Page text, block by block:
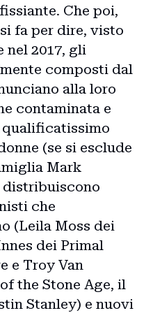
Che poi,
fa per dire, visto
nel 2017, gli
composti dal
alla loro
contaminata e
qualificatissimo
(se si esclude
Mark
distribuiscono
che
(Leila Moss dei
dei Primal
e Troy Van
the Stone Age, il
Stanley) e nuovi